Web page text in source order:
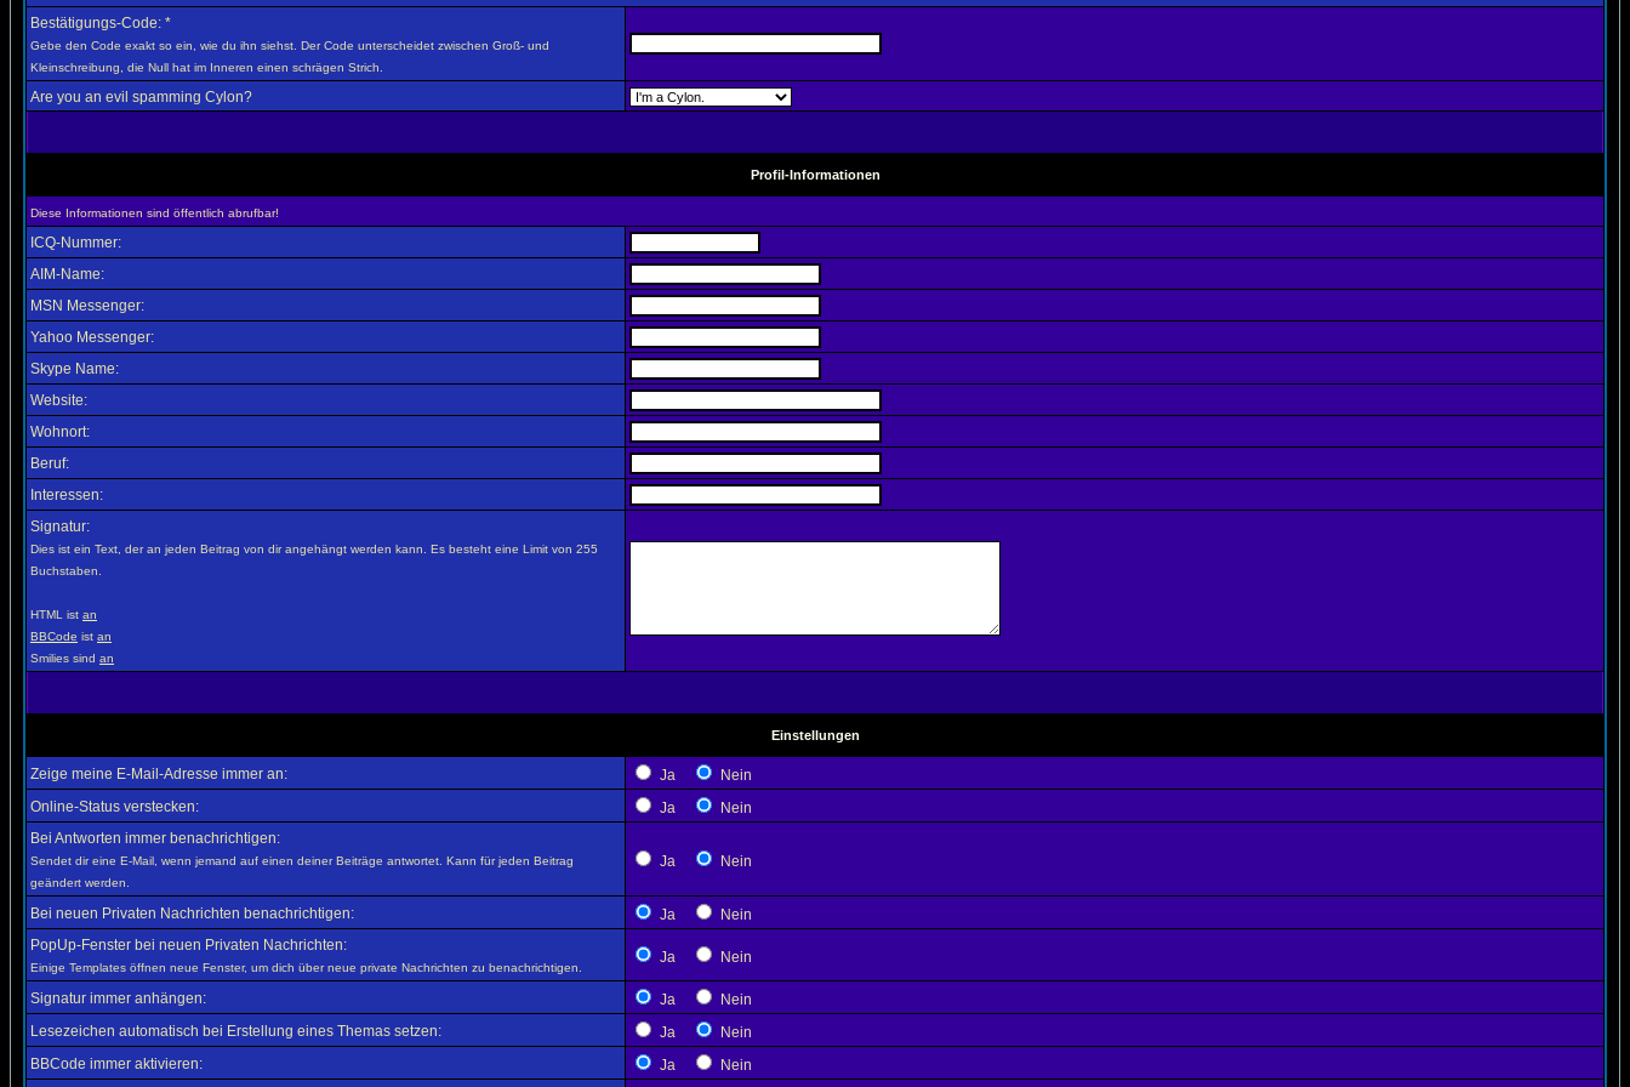
Bestätigungs-Code: *
Gebe den Code exakt so ein, wie du ihn siehst. Der Code unterscheidet zwischen Groß- und
Kleinschreibung, die Null hat im Inneren einen schrägen Strich.
Are you an evil spamming Cylon?
Profil-Informationen
Diese Informationen sind öffentlich abrufbar!
ICQ-Nummer:
AIM-Name:
MSN Messenger:
Yahoo Messenger:
Skype Name:
Website:
Wohnort:
Beruf:
Interessen:
Signatur:
Dies ist ein Text, der an jeden Beitrag von dir angehängt werden kann. Es besteht eine Limit von 255
Buchstaben.
HTML ist an
BBCode ist an
Smilies sind an
Einstellungen
Zeige meine E-Mail-Adresse immer an: Ja
Nein
Online-Status verstecken:
Ja
Nein
Bei Antworten immer benachrichtigen:
Sendet dir eine E-Mail, wenn jemand auf einen deiner Beiträge antwortet. Kann für jeden Beitrag
geändert werden.
Ja Nein
Bei neuen Privaten Nachrichten benachrichtigen: Ja
Nein
PopUp-Fenster bei neuen Privaten Nachrichten:
Einige Templates öffnen neue Fenster, um dich über neue private Nachrichten zu benachrichtigen.
Ja Nein
Signatur immer anhängen: Ja
Nein
Lesezeichen automatisch bei Erstellung eines Themas setzen:
Ja
Nein
BBCode immer aktivieren:
Ja Nein